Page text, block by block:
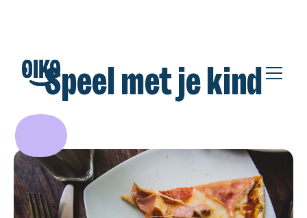
Speel met je kind